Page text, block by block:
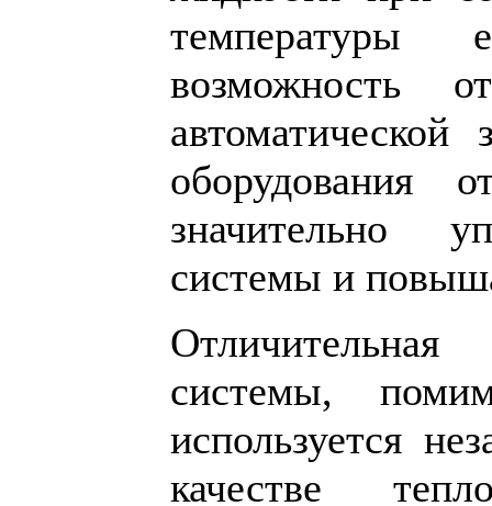
температуры
возможность
автоматической
оборудования
значительно
системы и
системы,
используется
качестве